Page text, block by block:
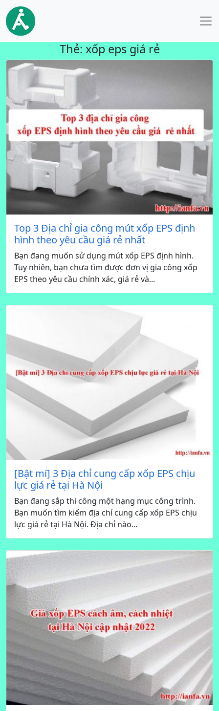
Thẻ: xốp eps giá rẻ
Top 3 Địa chỉ gia công mút xốp EPS định
hình theo yêu cầu giá rẻ nhất
Bạn đang muốn sử dụng mút xốp EPS định hình.
Tuy nhiên, bạn chưa tìm được đơn vị gia công xốp
EPS theo yêu cầu chính xác, giá rẻ và...
[Bật mí] 3 Địa chỉ cung cấp xốp EPS chịu
lực giá rẻ tại Hà Nội
Bạn đang sắp thi công một hạng mục công trình.
Bạn muốn tìm kiếm địa chỉ cung cấp xốp EPS chịu
lực giá rẻ tại Hà Nội. Địa chỉ nào...